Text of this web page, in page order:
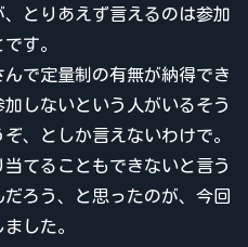
とりあえず言えるのは参加
す。
で定量制の有無が納得でき
しないという人がいるそう
、としか言えないわけで。
てることもできないと言う
ろう、と思ったのが、今回
した。